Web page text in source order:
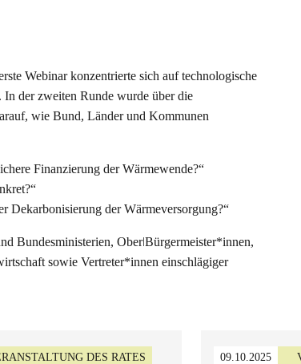
Webinar konzentrierte sich auf technologische
der zweiten Runde wurde über die
wie Bund, Länder und Kommunen
Finanzierung der Wärmewende?“
Dekarbonisierung der Wärmeversorgung?“
Bundesministerien, OberǀBürgermeister*innen,
sowie Vertreter*innen einschlägiger
DES RATES 09.10.2025